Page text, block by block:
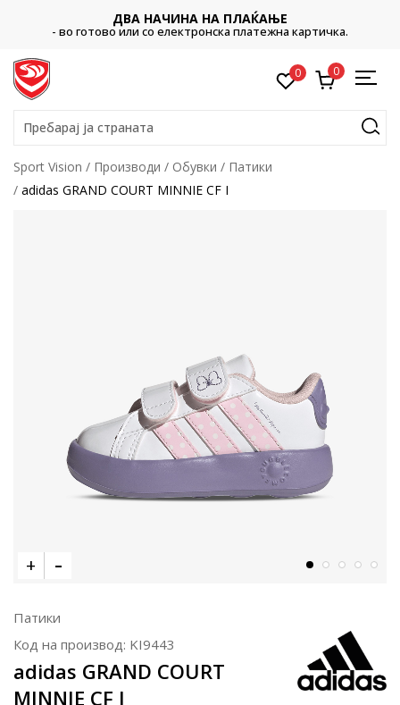
ДВА НАЧИНА НА ПЛАЌАЊЕ
- во готово или со електронска платежна картичка.
0 0
Пребарај ја страната
Sport Vision Производи Обувки
Патики
adidas GRAND COURT MINNIE CF I
Патики
Код на производ: KI9443
adidas GRAND COURT
MINNIE CF I